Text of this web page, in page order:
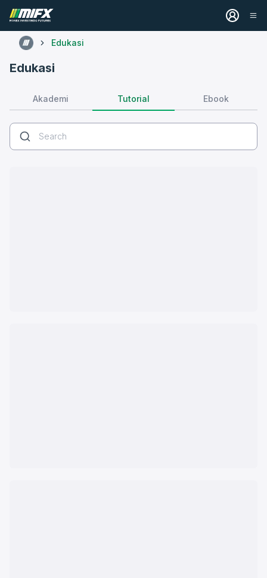
Edukasi
Edukasi
Akademi Tutorial Ebook